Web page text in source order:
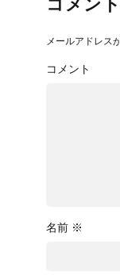
コメン
メールアドレス
コメント
名前 ※